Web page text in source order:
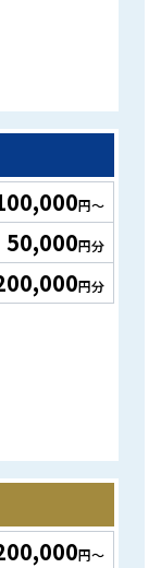
円〜
50,000円分
円分
円〜